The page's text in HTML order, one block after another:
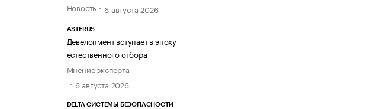
Новость
6 августа 2026
ASTERUS
Девелопмент вступает в эпоху
естественного отбора
Мнение эксперта
6 августа 2026
DELTA СИСТЕМЫ БЕЗОПАСНОСТИ